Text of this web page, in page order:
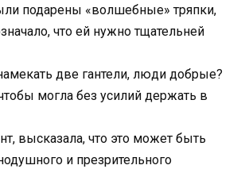
подарены «волшебные» тряпки,
что ей нужно тщательней
две гантели, люди добрые?
могла без усилий держать в
высказала, что это может быть
и презрительного